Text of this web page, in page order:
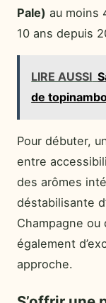
Pale) au moins
10 ans depuis
LIRE AUSSI
de
Pour débuter,
entre
des arômes
déstabilisante
Champagne
également
approche.